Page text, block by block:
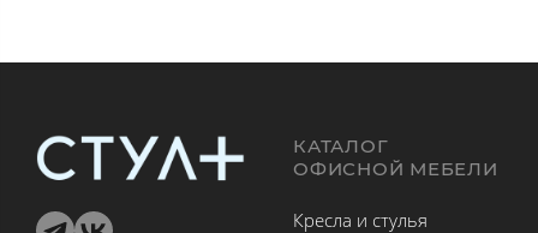
КАТАЛОГ
ОФИСНОЙ МЕБЕЛИ
Кресла и стулья